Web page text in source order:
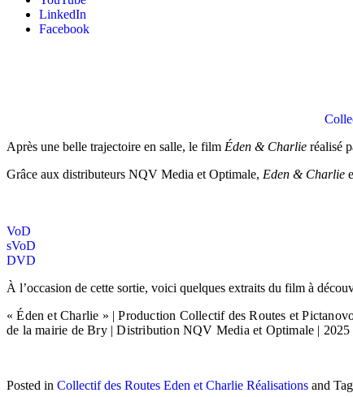
LinkedIn
Facebook
Après une belle trajectoire en salle, le film Éden & Charlie réalisé
Grâce aux distributeurs NQV Media et Optimale, Eden & Charlie
VoD
sVoD
DVD
À l’occasion de cette sortie, voici quelques extraits du film à
« Éden et Charlie » | Production Collectif des Routes et
de la mairie de Bry | Distribution NQV Media et Optimale | 2025
Posted in Collectif des Routes Eden et Charlie Réalisations and